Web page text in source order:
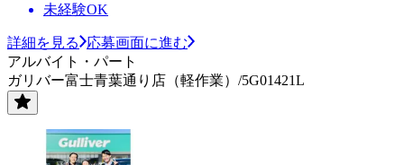
未経験OK
詳細を見る
応募画面に進む
アルバイト・パート
ガリバー富士青葉通り店（軽作業）/5G01421L